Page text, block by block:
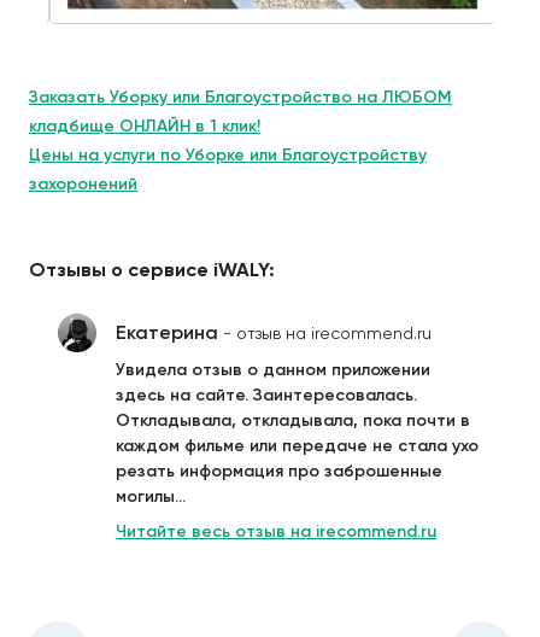
Заказать Уборку или Благоустройство на ЛЮБОМ
кладбище ОНЛАЙН в 1 клик!
Цены на услуги по Уборке или Благоустройству
захоронений
Отзывы о сервисе iWALY:
Екатерина - отзыв на irecommend.ru
Увидела отзыв о данном приложении
здесь на сайте. Заинтересовалась.
Откладывала, откладывала, пока почти в
каждом фильме или передаче не стала ухо
резать информация про заброшенные
могилы...
Читайте весь отзыв на irecommend.ru